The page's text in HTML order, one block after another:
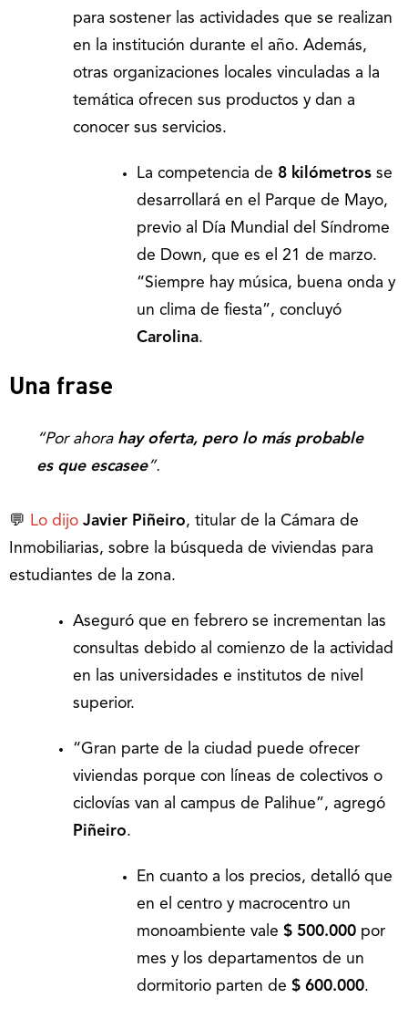
para sostener las actividades que se realizan
en la institución durante el año. Además,
otras organizaciones locales vinculadas a la
temática ofrecen sus productos y dan a
conocer sus servicios.
La competencia de 8 kilómetros se
desarrollará en el Parque de Mayo,
previo al Día Mundial del Síndrome
de Down, que es el 21 de marzo.
“Siempre hay música, buena onda y
un clima de fiesta”, concluyó
Carolina.
Una frase
“Por ahora hay oferta, pero lo más probable
es que escasee”.
💬 Lo dijo Javier Piñeiro, titular de la Cámara de
Inmobiliarias, sobre la búsqueda de viviendas para
estudiantes de la zona.
Aseguró que en febrero se incrementan las
consultas debido al comienzo de la actividad
en las universidades e institutos de nivel
superior.
“Gran parte de la ciudad puede ofrecer
viviendas porque con líneas de colectivos o
ciclovías van al campus de Palihue”, agregó
Piñeiro.
En cuanto a los precios, detalló que
en el centro y macrocentro un
monoambiente vale $ 500.000 por
mes y los departamentos de un
dormitorio parten de $ 600.000.